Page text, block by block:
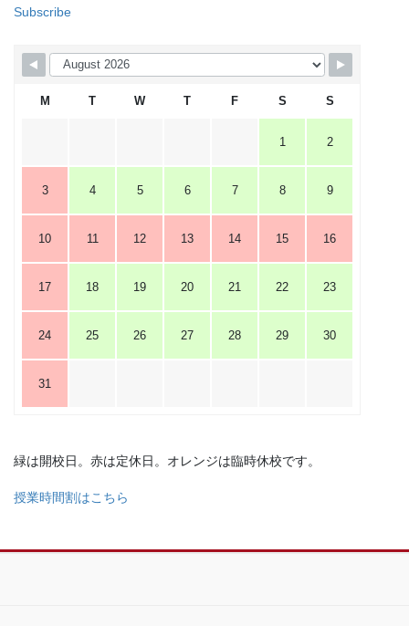
Subscribe
M T W T F S S
1 2
3 4 5 6 7 8 9
10 11 12 13 14 15 16
17 18 19 20 21 22 23
24 25 26 27 28 29 30
31
緑は開校日。赤は定休日。オレンジは臨時休校です。
授業時間割はこちら